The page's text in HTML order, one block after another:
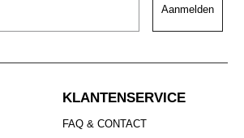
Aanmelden
KLANTENSERVICE
FAQ & CONTACT